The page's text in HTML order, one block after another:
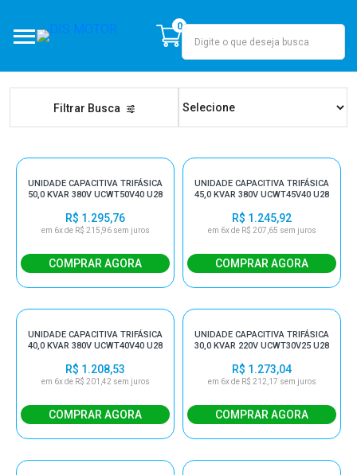
DIS MOTOR
0
Filtrar Busca
UNIDADE CAPACITIVA TRIFÁSICA
50,0 KVAR 380V UCWT50V40 U28
R$ 1.295,76
em 6x de R$ 215,96 sem juros
UNIDADE CAPACITIVA TRIFÁSICA
45,0 KVAR 380V UCWT45V40 U28
R$ 1.245,92
em 6x de R$ 207,65 sem juros
UNIDADE CAPACITIVA TRIFÁSICA
40,0 KVAR 380V UCWT40V40 U28
R$ 1.208,53
em 6x de R$ 201,42 sem juros
UNIDADE CAPACITIVA TRIFÁSICA
30,0 KVAR 220V UCWT30V25 U28
R$ 1.273,04
em 6x de R$ 212,17 sem juros